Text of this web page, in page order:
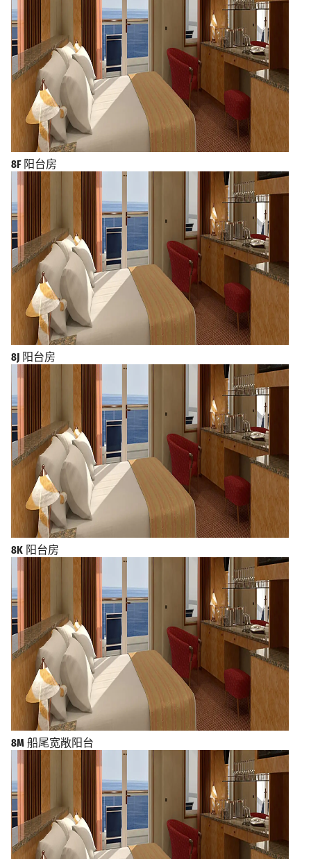
8F 阳台房
8J 阳台房
8K 阳台房
8M 船尾宽敞阳台